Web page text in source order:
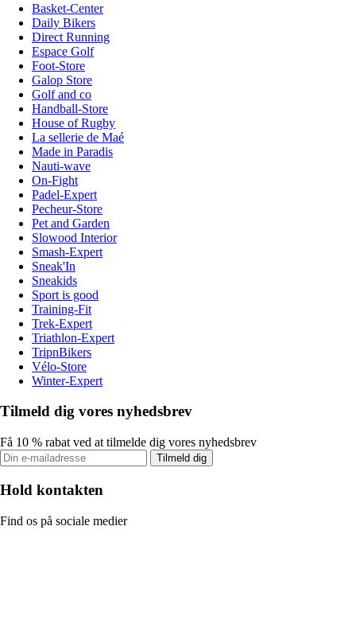
Basket-Center
Daily Bikers
Direct Running
Espace Golf
Foot-Store
Galop Store
Golf and co
Handball-Store
House of Rugby
La sellerie de Maé
Made in Paradis
Nauti-wave
On-Fight
Padel-Expert
Pecheur-Store
Pet and Garden
Slowood Interior
Smash-Expert
Sneak'In
Sneakids
Sport is good
Training-Fit
Trek-Expert
Triathlon-Expert
TripnBikers
Vélo-Store
Winter-Expert
Tilmeld dig vores nyhedsbrev
Få 10 % rabat ved at tilmelde dig vores nyhedsbrev
Tilmeld dig
Hold kontakten
Find os på sociale medier